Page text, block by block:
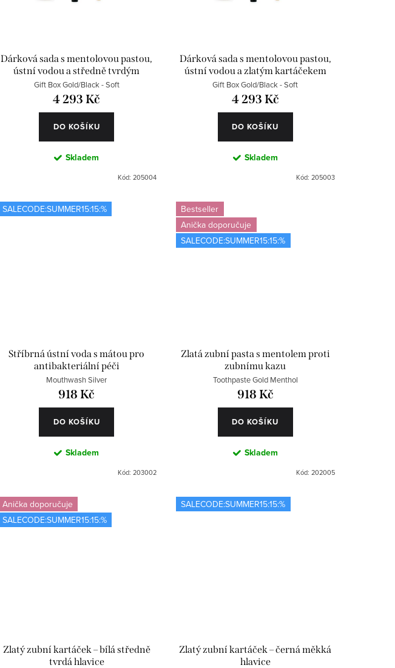
Dárková sada s mentolovou pastou,
ústní vodou a středně tvrdým
kartáčkem
Gift Box Gold/Black - Soft
4 293 Kč
DO KOŠÍKU
Skladem
Kód: 205004
Dárková sada s mentolovou pastou,
ústní vodou a zlatým kartáčekem
Gift Box Gold/Black - Soft
4 293 Kč
DO KOŠÍKU
Skladem
Kód: 205003
SALECODE:SUMMER15:15:%
Stříbrná ústní voda s mátou pro
antibakteriální péči
Mouthwash Silver
918 Kč
DO KOŠÍKU
Skladem
Kód: 203002
Bestseller
Anička doporučuje
SALECODE:SUMMER15:15:%
Zlatá zubní pasta s mentolem proti
zubnímu kazu
Toothpaste Gold Menthol
918 Kč
DO KOŠÍKU
Skladem
Kód: 202005
Anička doporučuje
SALECODE:SUMMER15:15:%
Zlatý zubní kartáček – bílá středně
tvrdá hlavice
SALECODE:SUMMER15:15:%
Zlatý zubní kartáček – černá měkká
hlavice